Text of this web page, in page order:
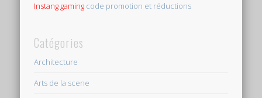
Instang gaming code promotion et réductions
Catégories
Architecture
Arts de la scene